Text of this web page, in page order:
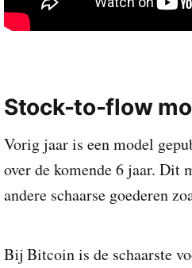
Stock-to-flow
Vorig jaar is een model
over de komende 6 jaar. Dit
andere schaarse goederen
Bij Bitcoin is de schaarste